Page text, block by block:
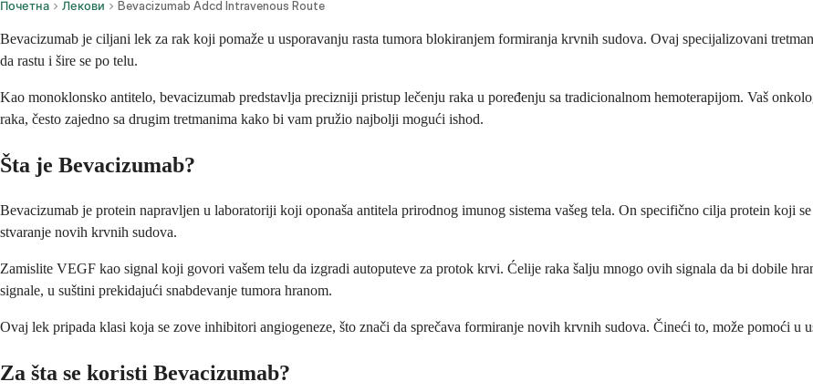
Почетна Лекови Bevacizumab Adcd Intravenous Route
Bevacizumab je ciljani lek za rak koji pomaže u usporavanju rasta tumora blokiranjem formiranja krvnih sudova. Ovaj specijalizovani
da rastu i šire se po telu.
Kao monoklonsko antitelo, bevacizumab predstavlja precizniji pristup lečenju raka u poređenju sa tradicionalnom hemoterapijom. Vaš
raka, često zajedno sa drugim tretmanima kako bi vam pružio najbolji mogući ishod.
Šta je Bevacizumab?
Bevacizumab je protein napravljen u laboratoriji koji oponaša antitela prirodnog imunog sistema vašeg tela. On specifično cilja protein koji
stvaranje novih krvnih sudova.
Zamislite VEGF kao signal koji govori vašem telu da izgradi autoputeve za protok krvi. Ćelije raka šalju mnogo ovih signala da bi dobile
signale, u suštini prekidajući snabdevanje tumora hranom.
Ovaj lek pripada klasi koja se zove inhibitori angiogeneze, što znači da sprečava formiranje novih krvnih sudova. Čineći to, može pomoći u
Za šta se koristi Bevacizumab?